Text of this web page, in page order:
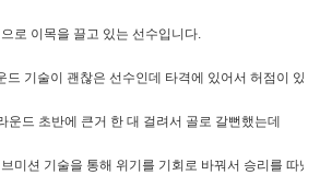
로 이목을 끌고 있는 선수입니다.
드 기술이 괜찮은 선수인데 타격에 있어서 허점이 있
운드 초반에 큰거 한 대 걸려서 골로 갈뻔했는데
미션 기술을 통해 위기를 기회로 바꿔서 승리를 따냈